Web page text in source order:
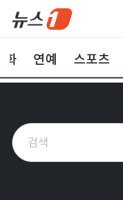
화 연예 스포츠